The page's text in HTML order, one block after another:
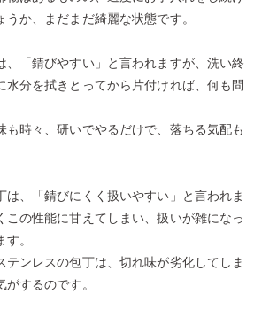
か、まだまだ綺麗な状態です。
、「錆びやすい」と言われますが、洗い終
水分を拭きとってから片付ければ、何も問
も時々、研いでやるだけで、落ちる気配も
は、「錆びにくく扱いやすい」と言われま
この性能に甘えてしまい、扱いが雑になっ
。
テンレスの包丁は、切れ味が劣化してしま
するのです。